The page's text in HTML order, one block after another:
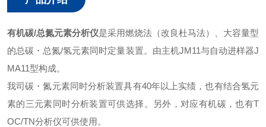
有机碳/总氮元素分析仪是采用燃烧法（改良杜马法）、大容量型
的总碳・总氮/氢元素同时定量装置。由主机JM11与自动进样器J
MA11型构成。
我司碳・氮元素同时分析装置具有40年以上实绩，也有结合氢元
素的三元素同时分析装置可供选择。另外，对应有机碳，也有T
OC/TN分析仪可供使用。